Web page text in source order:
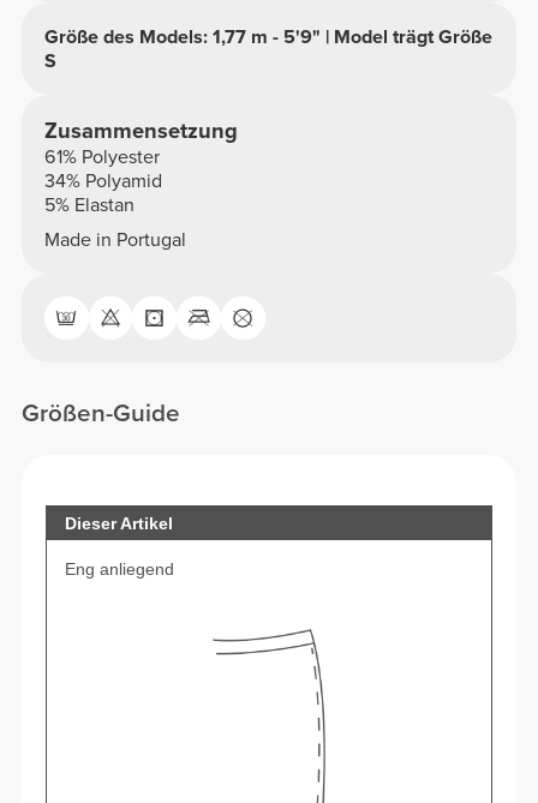
Größe des Models: 1,77 m - 5'9" | Model trägt Größe
S
Zusammensetzung
61% Polyester
34% Polyamid
5% Elastan
Made in Portugal
Größen-Guide
Dieser Artikel
Eng anliegend